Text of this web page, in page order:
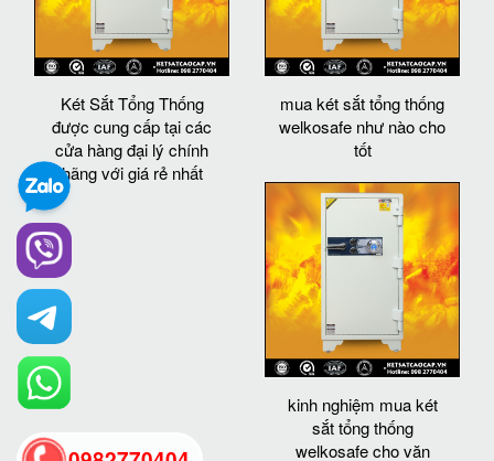
Két Sắt Tổng Thống
được cung cấp tại các
cửa hàng đại lý chính
hãng với giá rẻ nhất
mua két sắt tổng thống
welkosafe như nào cho
tốt
kinh nghiệm mua két
sắt tổng thống
welkosafe cho văn